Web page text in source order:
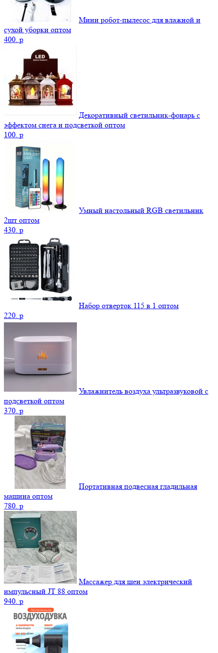
Мини робот-пылесос для влажной и
сухой уборки оптом
400. p
Декоративный светильник-фонарь с
эффектом снега и подсветкой оптом
100. p
Умный настольный RGB светильник
2шт оптом
430. p
Набор отверток 115 в 1 оптом
220. p
Увлажнитель воздуха ультразвуковой с
подсветкой оптом
370. p
Портативная подвесная гладильная
машина оптом
780. p
Массажер для шеи электрический
импульсный JT 88 оптом
940. p